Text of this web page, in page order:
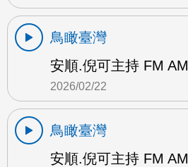
鳥瞰臺灣
安順.倪可主持 FM AM
2026/02/22
鳥瞰臺灣
安順.倪可主持 FM AM